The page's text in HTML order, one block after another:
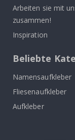
Arbeiten sie mit
zusammen!
Inspiration
Beliebte
Namensaufkleber
Fliesenaufkleber
Aufkleber